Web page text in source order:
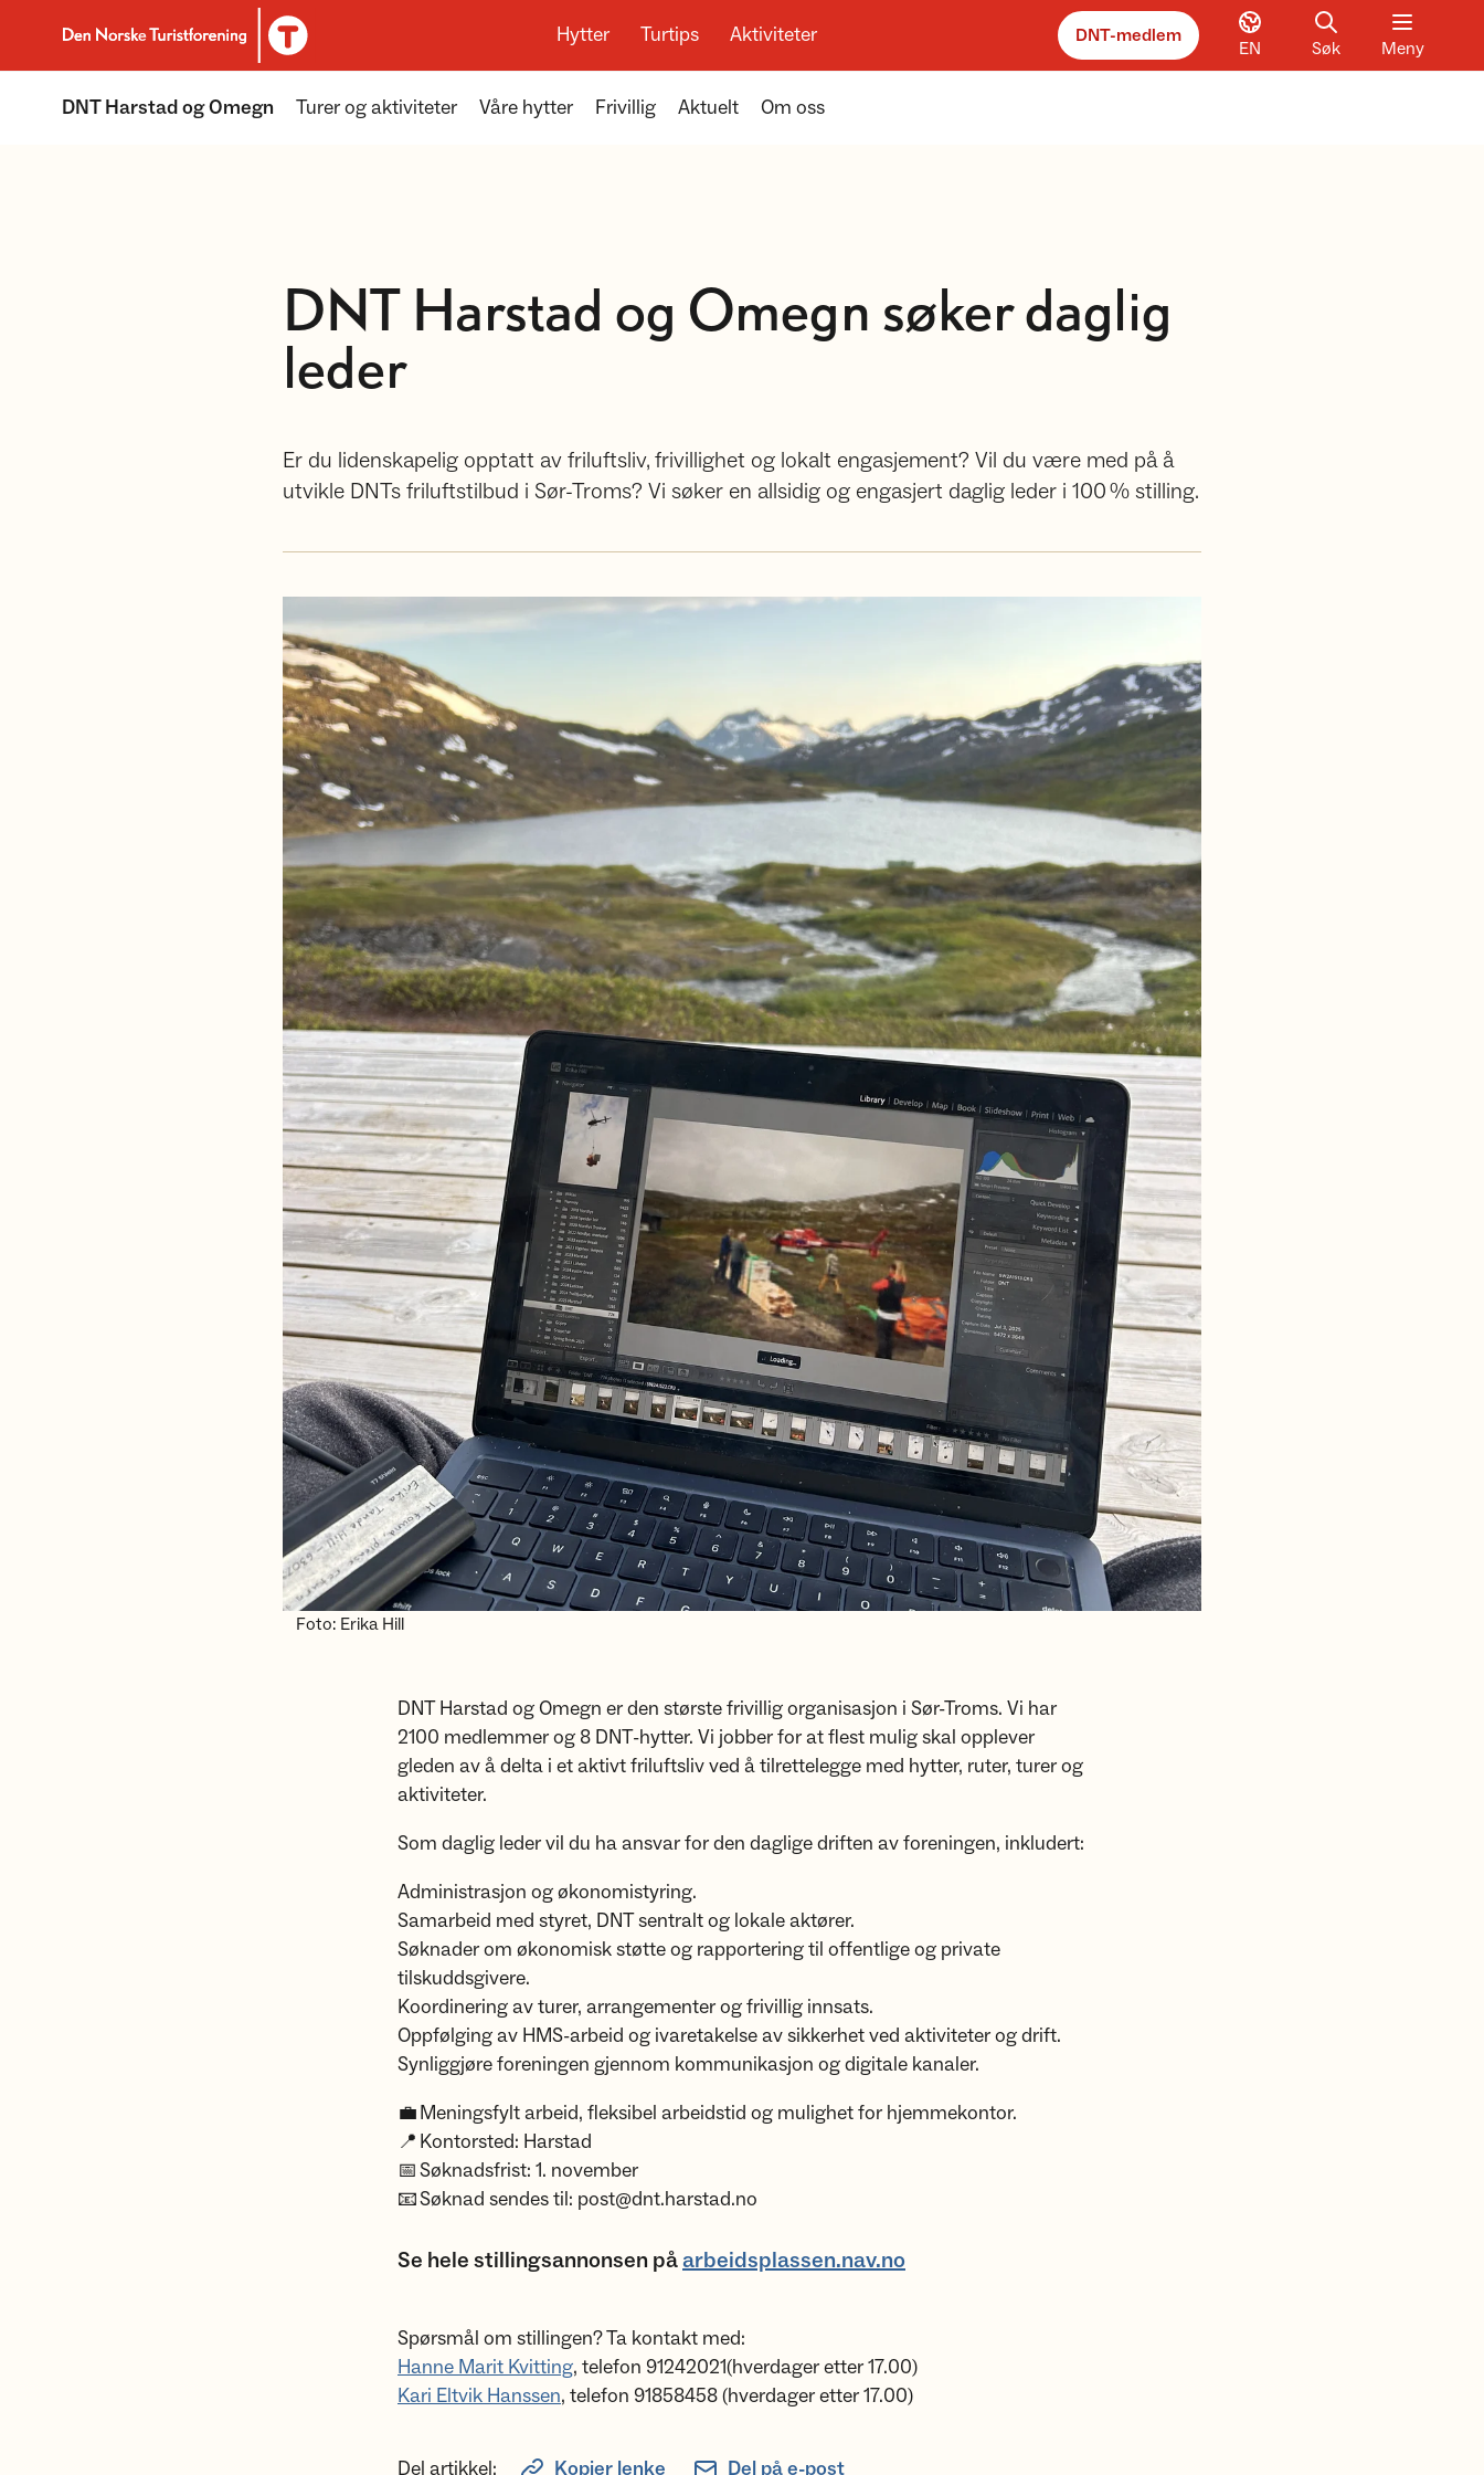
Til DNT.no forside
Hytter Turtips Aktiviteter DNT-medlem
EN Søk Meny
DNT Harstad og Omegn Turer og aktiviteter Våre hytter Frivillig Aktuelt Om oss
DNT Harstad og Omegn søker daglig
leder
Er du lidenskapelig opptatt av friluftsliv, frivillighet og lokalt engasjement? Vil du være med på å
utvikle DNTs friluftstilbud i Sør-Troms? Vi søker en allsidig og engasjert daglig leder i 100 % stilling.
Foto: Erika Hill
DNT Harstad og Omegn er den største frivillig organisasjon i Sør-Troms. Vi har
2100 medlemmer og 8 DNT-hytter. Vi jobber for at flest mulig skal opplever
gleden av å delta i et aktivt friluftsliv ved å tilrettelegge med hytter, ruter, turer og
aktiviteter.
Som daglig leder vil du ha ansvar for den daglige driften av foreningen, inkludert:
Administrasjon og økonomistyring.
Samarbeid med styret, DNT sentralt og lokale aktører.
Søknader om økonomisk støtte og rapportering til offentlige og private
tilskuddsgivere.
Koordinering av turer, arrangementer og frivillig innsats.
Oppfølging av HMS-arbeid og ivaretakelse av sikkerhet ved aktiviteter og drift.
Synliggjøre foreningen gjennom kommunikasjon og digitale kanaler.
💼 Meningsfylt arbeid, fleksibel arbeidstid og mulighet for hjemmekontor.
📍 Kontorsted: Harstad
📅 Søknadsfrist: 1. november
📧 Søknad sendes til: post@dnt.harstad.no
Se hele stillingsannonsen påarbeidsplassen.nav.no
Spørsmål om stillingen? Ta kontakt med:
Hanne Marit Kvitting, telefon 91242021(hverdager etter 17.00)
Kari Eltvik Hanssen, telefon 91858458 (hverdager etter 17.00)
Del artikkel: Kopier lenke Del på e-post